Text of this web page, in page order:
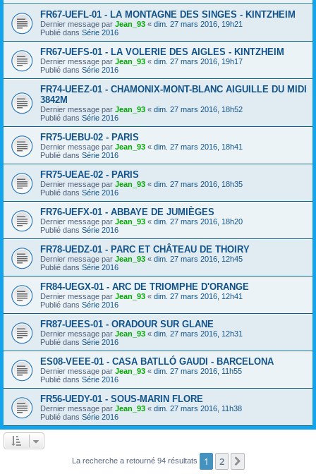
FR67-UEFL-01 - LA MONTAGNE DES SINGES - KINTZHEIM
Dernier message par Jean_93 « dim. 27 mars 2016, 19h21
Publié dans Série 2016
FR67-UEFS-01 - LA VOLERIE DES AIGLES - KINTZHEIM
Dernier message par Jean_93 « dim. 27 mars 2016, 19h17
Publié dans Série 2016
FR74-UEEZ-01 - CHAMONIX-MONT-BLANC AIGUILLE DU MIDI
3842M
Dernier message par Jean_93 « dim. 27 mars 2016, 18h52
Publié dans Série 2016
FR75-UEBU-02 - PARIS
Dernier message par Jean_93 « dim. 27 mars 2016, 18h41
Publié dans Série 2016
FR75-UEAE-02 - PARIS
Dernier message par Jean_93 « dim. 27 mars 2016, 18h35
Publié dans Série 2016
FR76-UEFX-01 - ABBAYE DE JUMIÈGES
Dernier message par Jean_93 « dim. 27 mars 2016, 18h20
Publié dans Série 2016
FR78-UEDZ-01 - PARC ET CHÂTEAU DE THOIRY
Dernier message par Jean_93 « dim. 27 mars 2016, 12h45
Publié dans Série 2016
FR84-UEGX-01 - ARC DE TRIOMPHE D'ORANGE
Dernier message par Jean_93 « dim. 27 mars 2016, 12h41
Publié dans Série 2016
FR87-UEES-01 - ORADOUR SUR GLANE
Dernier message par Jean_93 « dim. 27 mars 2016, 12h31
Publié dans Série 2016
ES08-VEEE-01 - CASA BATLLÓ GAUDI - BARCELONA
Dernier message par Jean_93 « dim. 27 mars 2016, 11h55
Publié dans Série 2016
FR56-UEDY-01 - SOUS-MARIN FLORE
Dernier message par Jean_93 « dim. 27 mars 2016, 11h38
Publié dans Série 2016
La recherche a retourné 94 résultats 1 2